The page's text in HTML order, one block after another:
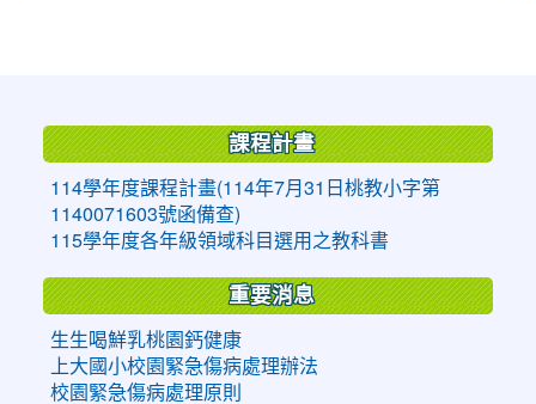
課程計畫
114學年度課程計畫(114年7月31日桃教小字第
1140071603號函備查)
115學年度各年級領域科目選用之教科書
重要消息
生生喝鮮乳桃園鈣健康
上大國小校園緊急傷病處理辦法
校園緊急傷病處理原則